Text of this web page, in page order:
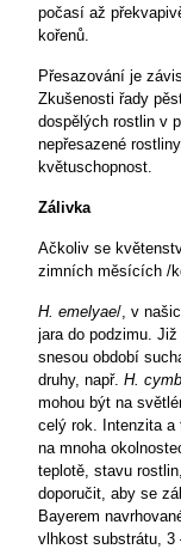
počasí až
kořenů.
Přesazování je
Zkušenosti řady
dospělých rostlin v
nepřesazené
květuschopnost.
Zálivka
Ačkoliv se
zimních měsících /
H. emelyae/, v
jara do podzimu.
snesou období
druhy, např. H.
mohou být na
celý rok. Intenzita a
na mnoha
teplotě, stavu
doporučit, aby se
Bayerem
vlhkost substrátu, 3